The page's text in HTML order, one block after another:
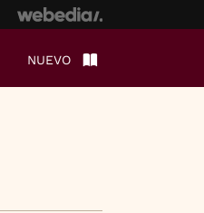
NUEVO